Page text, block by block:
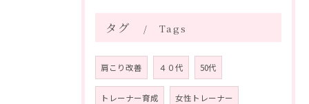
タグ Tags
肩こり改善 ４０代 50代
トレーナー育成 女性トレーナー